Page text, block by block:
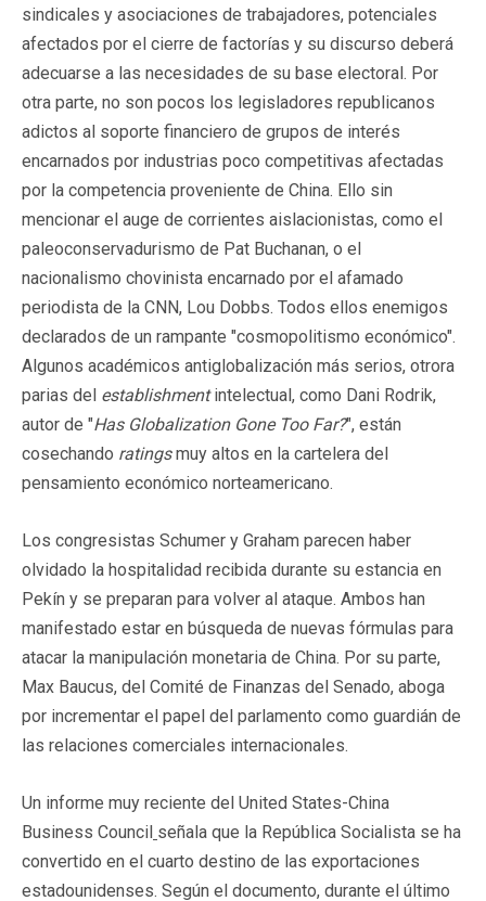
sindicales y asociaciones de trabajadores, potenciales
afectados por el cierre de factorías y su discurso deberá
adecuarse a las necesidades de su base electoral. Por
otra parte, no son pocos los legisladores republicanos
adictos al soporte financiero de grupos de interés
encarnados por industrias poco competitivas afectadas
por la competencia proveniente de China. Ello sin
mencionar el auge de corrientes aislacionistas, como el
paleoconservadurismo de Pat Buchanan, o el
nacionalismo chovinista encarnado por el afamado
periodista de la CNN, Lou Dobbs. Todos ellos enemigos
declarados de un rampante "cosmopolitismo económico".
Algunos académicos antiglobalización más serios, otrora
parias del establishmentintelectual, como Dani Rodrik,
autor de "Has Globalization Gone Too Far?", están
cosechando ratingsmuy altos en la cartelera del
pensamiento económico norteamericano.
Los congresistas Schumer y Graham parecen haber
olvidado la hospitalidad recibida durante su estancia en
Pekín y se preparan para volver al ataque. Ambos han
manifestado estar en búsqueda de nuevas fórmulas para
atacar la manipulación monetaria de China. Por su parte,
Max Baucus, del Comité de Finanzas del Senado, aboga
por incrementar el papel del parlamento como guardián de
las relaciones comerciales internacionales.
Un informe muy reciente del United States-China
Business Council señala que la República Socialista se ha
convertido en el cuarto destino de las exportaciones
estadounidenses. Según el documento, durante el último